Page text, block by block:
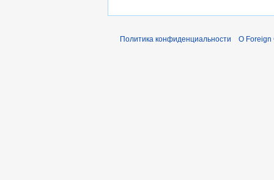
Политика конфиденциальности О Foreign